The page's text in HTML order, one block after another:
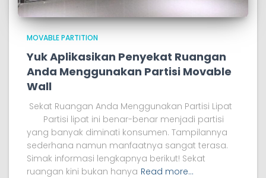
MOVABLE PARTITION
Yuk Aplikasikan Penyekat Ruangan
Anda Menggunakan Partisi Movable
Wall
Sekat Ruangan Anda Menggunakan Partisi Lipat
Partisi lipat ini benar-benar menjadi partisi
yang banyak diminati konsumen. Tampilannya
sederhana namun manfaatnya sangat terasa.
Simak informasi lengkapnya berikut! Sekat
ruangan kini bukan hanya Read more…